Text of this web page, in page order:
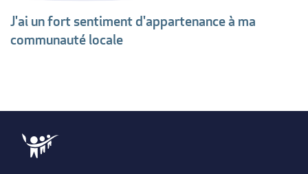
J'ai un fort sentiment d'appartenance à ma
communauté locale